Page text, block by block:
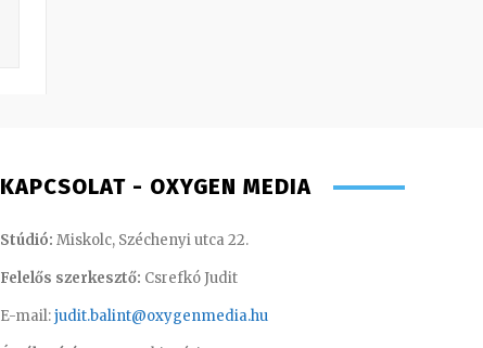
KAPCSOLAT - OXYGEN MEDIA
Stúdió: Miskolc, Széchenyi utca 22.
Felelős szerkesztő: Csrefkó Judit
E-mail:judit.balint@oxygenmedia.hu